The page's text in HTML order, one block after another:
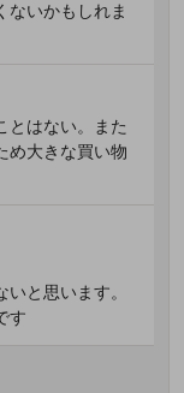
ないかもしれま
とはない。また
め大きな買い物
と思います。
す